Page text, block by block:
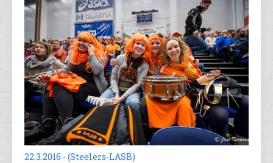
22.3.2016 - (Steelers-LASB)